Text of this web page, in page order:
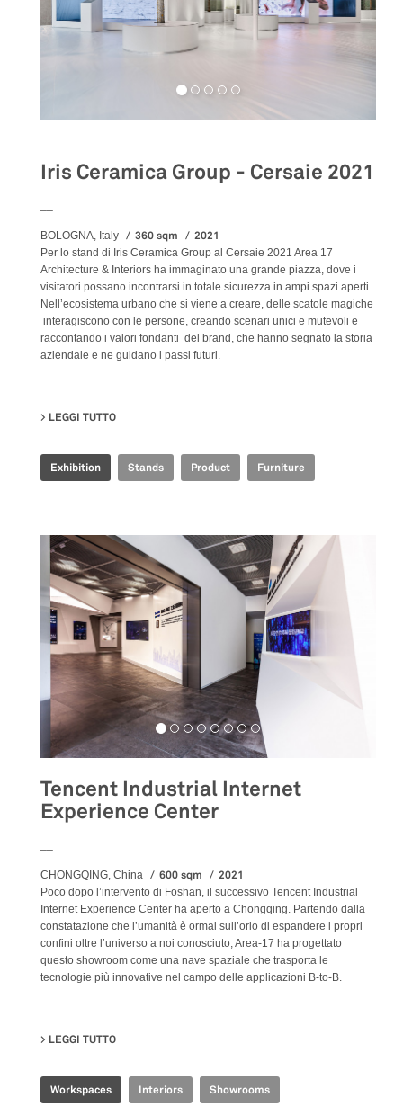
Iris Ceramica Group - Cersaie 2021
BOLOGNA, Italy 360 sqm 2021
Per lo stand di Iris Ceramica Group al Cersaie 2021 Area 17
Architecture & Interiors ha immaginato una grande piazza, dove i
visitatori possano incontrarsi in totale sicurezza in ampi spazi aperti.
Nell’ecosistema urbano che si viene a creare, delle scatole magiche
interagiscono con le persone, creando scenari unici e mutevoli e
raccontando i valori fondanti del brand, che hanno segnato la storia
aziendale e ne guidano i passi futuri.
LEGGI TUTTO
Exhibition Stands Product Furniture
Tencent Industrial Internet
Experience Center
CHONGQING, China 600 sqm 2021
Poco dopo l’intervento di Foshan, il successivo Tencent Industrial
Internet Experience Center ha aperto a Chongqing. Partendo dalla
constatazione che l’umanità è ormai sull’orlo di espandere i propri
confini oltre l’universo a noi conosciuto, Area-17 ha progettato
questo showroom come una nave spaziale che trasporta le
tecnologie più innovative nel campo delle applicazioni B-to-B.
LEGGI TUTTO
Workspaces Interiors Showrooms